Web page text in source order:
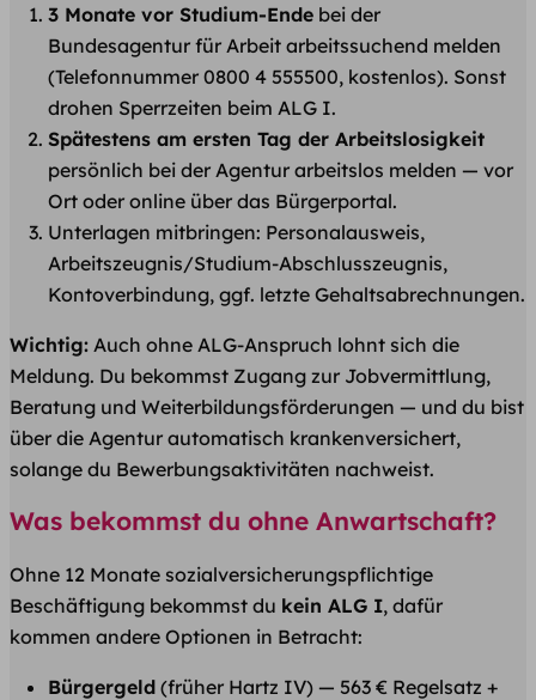
3 Monate vor Studium-Ende bei der
Bundesagentur für Arbeit arbeitssuchend melden
(Telefonnummer 0800 4 555500, kostenlos). Sonst
drohen Sperrzeiten beim ALG I.
Spätestens am ersten Tag der Arbeitslosigkeit
persönlich bei der Agentur arbeitslos melden — vor
Ort oder online über das Bürgerportal.
Unterlagen mitbringen: Personalausweis,
Arbeitszeugnis/Studium-Abschlusszeugnis,
Kontoverbindung, ggf. letzte Gehaltsabrechnungen.
Wichtig: Auch ohne ALG-Anspruch lohnt sich die
Meldung. Du bekommst Zugang zur Jobvermittlung,
Beratung und Weiterbildungsförderungen — und du bist
über die Agentur automatisch krankenversichert,
solange du Bewerbungsaktivitäten nachweist.
Was bekommst du ohne Anwartschaft?
Ohne 12 Monate sozialversicherungspflichtige
Beschäftigung bekommst du kein ALG I, dafür
kommen andere Optionen in Betracht:
Bürgergeld (früher Hartz IV) — 563 € Regelsatz +